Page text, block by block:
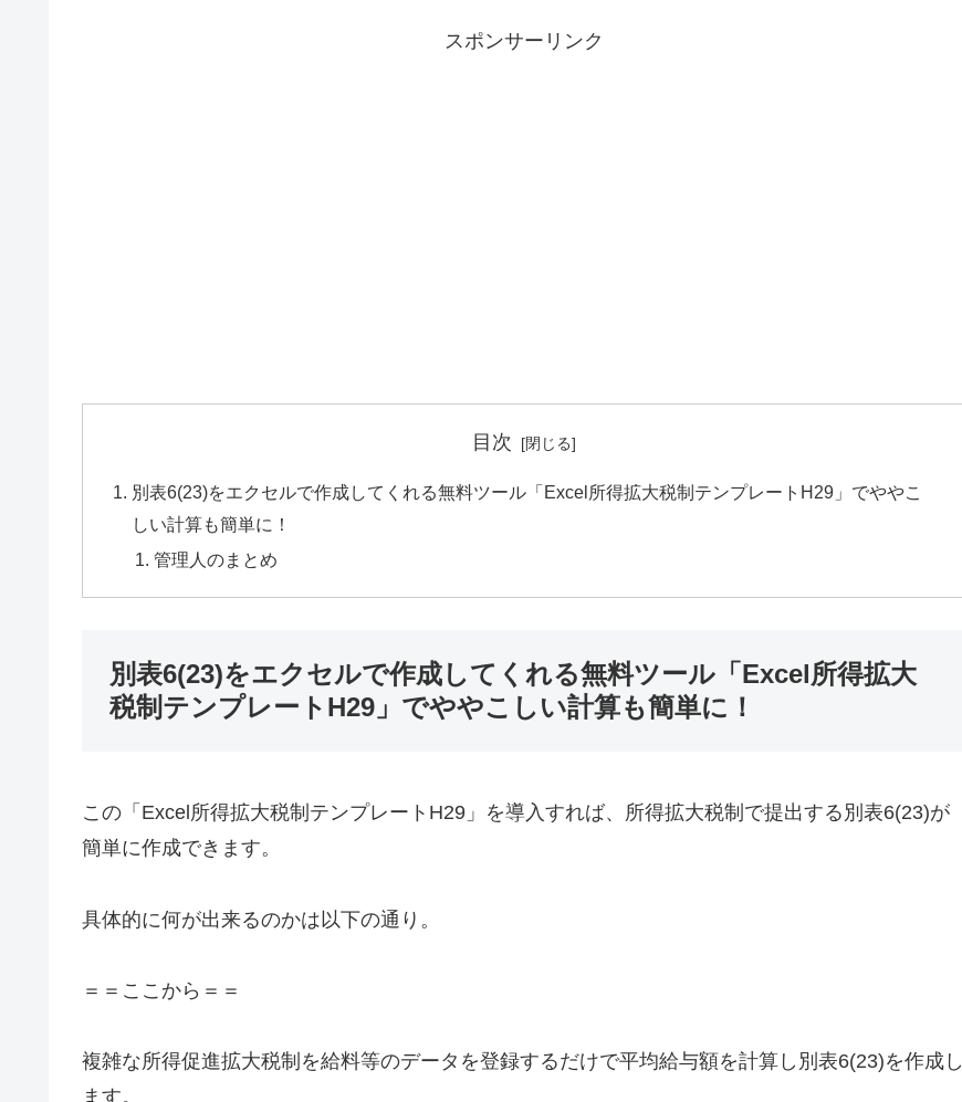
スポンサーリンク
目次
別表6(23)をエクセルで作成してくれる無料ツール「Excel所得拡大税制テンプレートH29」でややこ
しい計算も簡単に！
管理人のまとめ
別表6(23)をエクセルで作成してくれる無料ツール「Excel所得拡大
税制テンプレートH29」でややこしい計算も簡単に！
この「Excel所得拡大税制テンプレートH29」を導入すれば、所得拡大税制で提出する別表6(23)が
簡単に作成できます。
具体的に何が出来るのかは以下の通り。
＝＝ここから＝＝
複雑な所得促進拡大税制を給料等のデータを登録するだけで平均給与額を計算し別表6(23)を作成し
ます。